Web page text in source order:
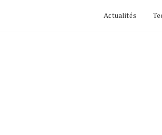
Actualités